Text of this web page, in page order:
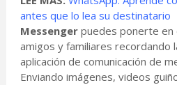
antes que lo lea su destinatario
Messengerpuedes ponerte en
amigos y familiares recordando
aplicación de comunicación de
Enviando imágenes, videos